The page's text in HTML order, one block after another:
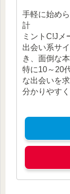
手軽に始め
計
ミントC!Jメ
出会い系サ
き、面倒な
特に10～20
な出会いを
分かりやす